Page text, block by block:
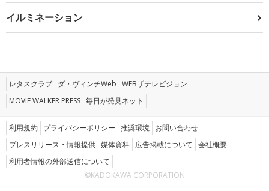
イルミネーション
レタスクラブ ダ・ヴィンチWeb WEBザテレビジョン
MOVIE WALKER PRESS 毎日が発見ネット
利用規約 プライバシーポリシー 推奨環境 お問い合わせ
プレスリリース・情報提供 媒体資料 広告掲載について 会社概要
利用者情報の外部送信について
©KADOKAWA CORPORATION